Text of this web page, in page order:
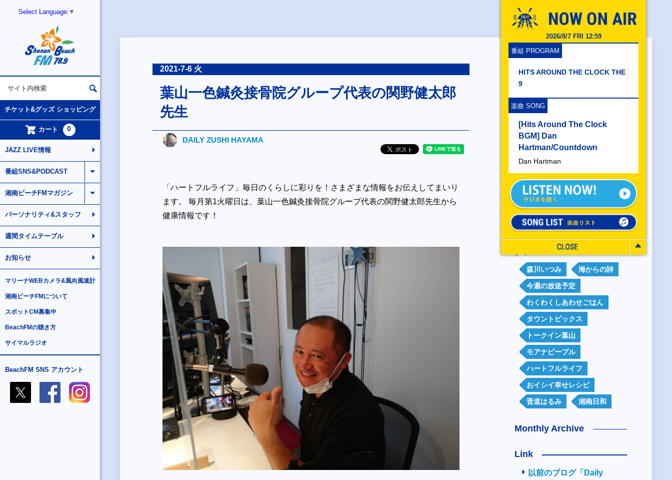
Select Language ▼
2026/8/7 FRI 12:59
番組 PROGRAM
HITS AROUND THE CLOCK THE
9
楽曲 SONG
[Hits Around The Clock
BGM] Dan
Hartman/Countdown
Dan Hartman
チケット&グッズ ショッピング
カート 0
JAZZ LIVE情報
番組SNS&PODCAST
湘南ビーチFMマガジン
パーソナリティ&スタッフ
週間タイムテーブル
お知らせ
マリーナWEBカメラ&風向風速計
湘南ビーチFMについて
スポットCM募集中
BeachFMの聴き方
サイマルラジオ
BeachFM SNS アカウント
2021-7-6 火
葉山一色鍼灸接骨院グループ代表の関野健太郎
先生
DAILY ZUSHI HAYAMA
「ハートフルライフ」毎日のくらしに彩りを！さまざまな情報をお伝えしてまいり
ます。 毎月第1火曜日は、葉山一色鍼灸接骨院グループ代表の関野健太郎先生から
健康情報です！
森川いつみ 海からの詩
今週の放送予定
わくわくしあわせごはん
タウントピックス
トークイン葉山
モアナピープル
ハートフルライフ
おイシイ幸せレシピ
晋道はるみ 湘南日和
Monthly Archive
Link
以前のブログ「Daily